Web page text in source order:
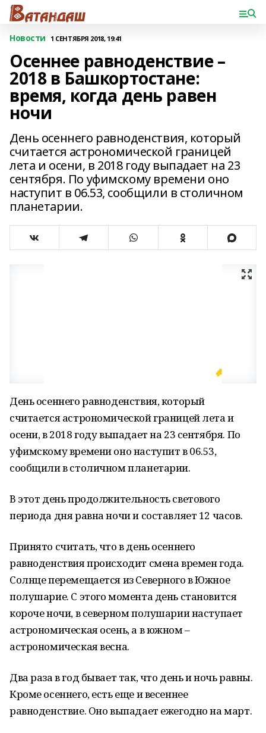
Новости 1 СЕНТЯБРЯ 2018, 19:41
Осеннее равноденствие –
2018 в Башкортостане:
время, когда день равен
ночи
День осеннего равноденствия, который
считается астрономической границей
лета и осени, в 2018 году выпадает на 23
сентября. По уфимскому времени оно
наступит в 06.53, сообщили в столичном
планетарии.
День осеннего равноденствия, который
считается астрономической границей лета и
осени, в 2018 году выпадает на 23 сентября. По
уфимскому времени оно наступит в 06.53,
сообщили в столичном планетарии.
В этот день продолжительность светового
периода дня равна ночи и составляет 12 часов.
Принято считать, что в день осеннего
равноденствия происходит смена времен года.
Солнце перемещается из Северного в Южное
полушарие. С этого момента день становится
короче ночи, в северном полушарии наступает
астрономическая осень, а в южном –
астрономическая весна.
Два раза в год бывает так, что день и ночь равны.
Кроме осеннего, есть еще и весеннее
равноденствие. Оно выпадает ежегодно на март.